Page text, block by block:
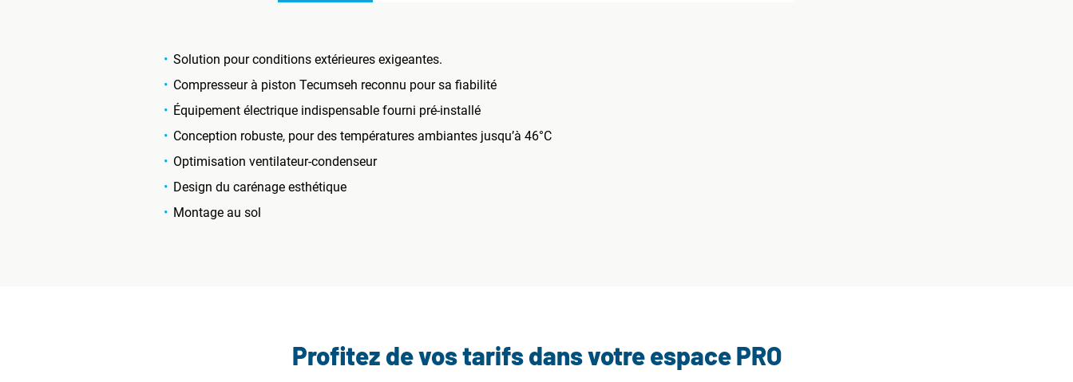
Solution pour conditions extérieures exigeantes.
Compresseur à piston Tecumseh reconnu pour sa fiabilité
Équipement électrique indispensable fourni pré-installé
Conception robuste, pour des températures ambiantes jusqu’à 46°C
Optimisation ventilateur-condenseur
Design du carénage esthétique
Montage au sol
Profitez de vos tarifs dans votre espace PRO